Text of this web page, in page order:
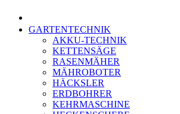
GARTENTECHNIK
AKKU-TECHNIK
KETTENSÄGE
RASENMÄHER
MÄHROBOTER
HÄCKSLER
ERDBOHRER
KEHRMASCHINE